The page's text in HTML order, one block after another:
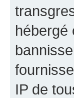
hébergé
IP de